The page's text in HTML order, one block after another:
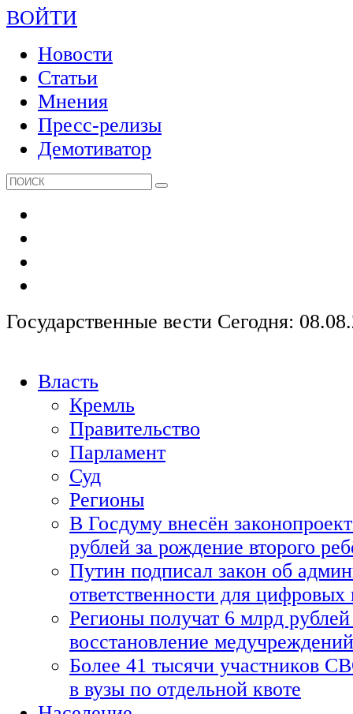
ВОЙТИ
Новости
Статьи
Мнения
Пресс-релизы
Демотиватор
Государственные вести Сегодня:
Власть
Кремль
Правительство
Парламент
Суд
Регионы
В Госдуму внесён
рублей за рождение второго
Путин подписал закон об
ответственности для
Регионы получат 6 млрд рублей
восстановление медучреждений
Более 41 тысячи участников
в вузы по отдельной квоте